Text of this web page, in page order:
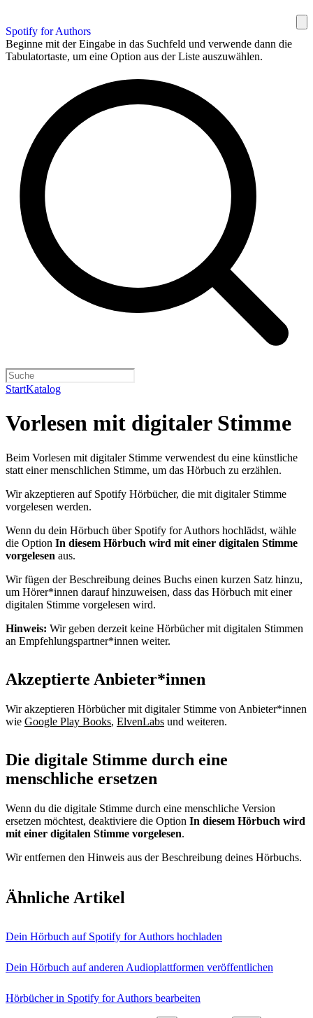
Spotify for Authors
Beginne mit der Eingabe in das Suchfeld und verwende dann die
Tabulatortaste, um eine Option aus der Liste auszuwählen.
StartKatalog
Vorlesen mit digitaler Stimme
Beim Vorlesen mit digitaler Stimme verwendest du eine künstliche
statt einer menschlichen Stimme, um das Hörbuch zu erzählen.
Wir akzeptieren auf Spotify Hörbücher, die mit digitaler Stimme
vorgelesen werden.
Wenn du dein Hörbuch über Spotify for Authors hochlädst, wähle
die Option In diesem Hörbuch wird mit einer digitalen Stimme
vorgelesen aus.
Wir fügen der Beschreibung deines Buchs einen kurzen Satz hinzu,
um Hörer*innen darauf hinzuweisen, dass das Hörbuch mit einer
digitalen Stimme vorgelesen wird.
Hinweis: Wir geben derzeit keine Hörbücher mit digitalen Stimmen
an Empfehlungspartner*innen weiter.
Akzeptierte Anbieter*innen
Wir akzeptieren Hörbücher mit digitaler Stimme von Anbieter*innen
wie Google Play Books, ElvenLabs und weiteren.
Die digitale Stimme durch eine
menschliche ersetzen
Wenn du die digitale Stimme durch eine menschliche Version
ersetzen möchtest, deaktiviere die Option In diesem Hörbuch wird
mit einer digitalen Stimme vorgelesen.
Wir entfernen den Hinweis aus der Beschreibung deines Hörbuchs.
Ähnliche Artikel
Dein Hörbuch auf Spotify for Authors hochladen
Dein Hörbuch auf anderen Audioplattformen veröffentlichen
Hörbücher in Spotify for Authors bearbeiten